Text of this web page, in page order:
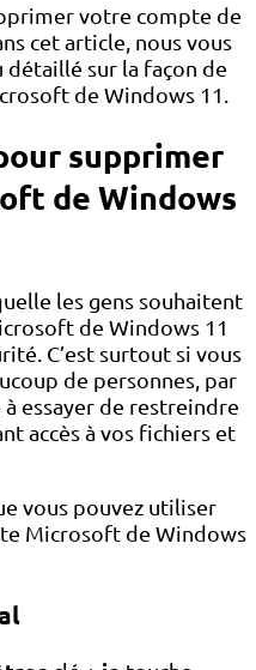
votre compte de
cet article, nous vous
sur la façon de
de Windows 11.
supprimer
de Windows
les gens souhaitent
de Windows 11
C’est surtout si vous
de personnes, par
essayer de restreindre
accès à vos fichiers et
vous pouvez utiliser
Microsoft de Windows